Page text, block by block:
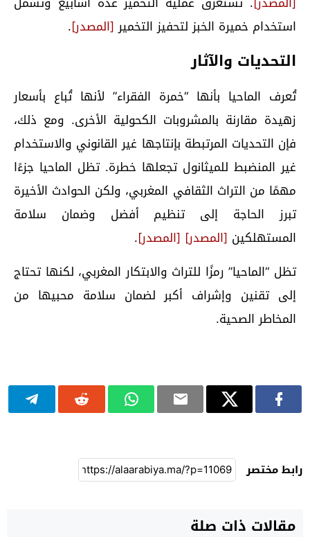
استخدام خميرة الخبز لتحفيز التخمير[المصدر].
التحديات والآثار
تُعرف الماحيا بأنها “خمرة الفقراء” لأنها تُباع بأسعار
زهيدة مقارنة بالمشروبات الكحولية الأخرى. ومع ذلك،
فإن التحديات المرتبطة بإنتاجها غير القانوني والاستخدام
غير المنضبط للميثانول تجعلها خطرة. تظل الماحيا جزءًا
مهمًا من التراث الثقافي المغربي، ولكن الحوادث الأخيرة
تبرز الحاجة إلى تنظيم أفضل وضمان سلامة
المستهلكين [المصدر] [المصدر].
تظل “الماحيا” رمزًا للتراث والابتكار المغربي، لكنها تحتاج
إلى تقنين وإشراف أكبر لضمان سلامة محبيها من
المخاطر الصحية.
رابط مختصر
مقالات ذات صلة